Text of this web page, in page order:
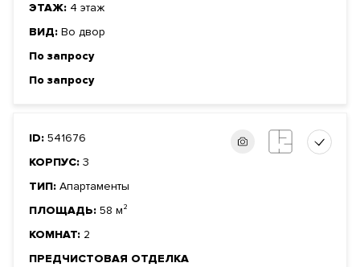
ЭТАЖ: 4 этаж
ВИД: Во двор
По запросу
По запросу
ID: 541676
КОРПУС: 3
ТИП: Апартаменты
ПЛОЩАДЬ: 58 м²
КОМНАТ: 2
ПРЕДЧИСТОВАЯ ОТДЕЛКА